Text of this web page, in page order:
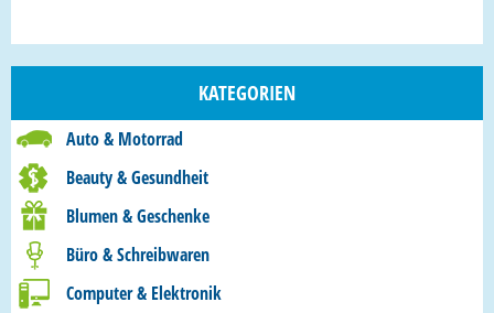
KATEGORIEN
Auto & Motorrad
Beauty & Gesundheit
Blumen & Geschenke
Büro & Schreibwaren
Computer & Elektronik